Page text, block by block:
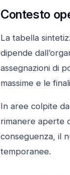
Contesto
La tabella
dipende
assegnazioni di
massime e le
In aree colpite
rimanere aperte
conseguenza, il
temporanee.